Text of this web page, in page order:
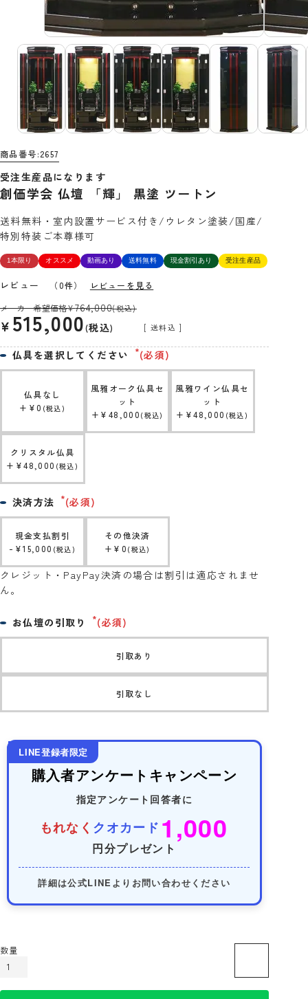
商品番号 2657
受注生産品になります
創価学会 仏壇 「輝」 黒塗 ツートン
送料無料・室内設置サービス付き/ウレタン塗装/国産/
特別特装ご本尊様可
1本限り オススメ 動画あり 送料無料 現金割引あり 受注生産品
レビュー （0件）
レビューを見る
メーカー希望価格¥764,000(税込)
¥ 515,000 税込 送料込
お仏壇の引取り (必須)
引取あり
引取なし
仏具を選択してください (必須)
仏具なし
+ ¥0 税込
風雅オーク仏具セ
ット
+ ¥ 48,000 税込
風雅ワイン仏具セ
ット
+ ¥48,000 税込
クリスタル仏具
+ ¥48,000 税込
決済方法 (必須)
現金支払割引
- ¥15,000 税込
その他決済
+ ¥ 0 税込
クレジット・PayPay決済の場合は割引は適応されませ
ん。
LINE登録者限定
購入者アンケートキャンペーン
指定アンケート回答者に
もれなく クオカード 1,000
円分プレゼント
詳細は公式LINEよりお問い合わせください